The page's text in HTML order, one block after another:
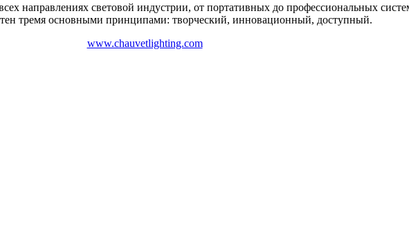
направлениях световой индустрии, от портативных до профессиональных
тремя основными принципами: творческий, инновационный, доступный.
www.chauvetlighting.com